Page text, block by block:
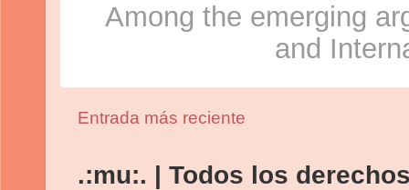
Among the emerging
and
Entrada más reciente
.:mu:. | Todos los